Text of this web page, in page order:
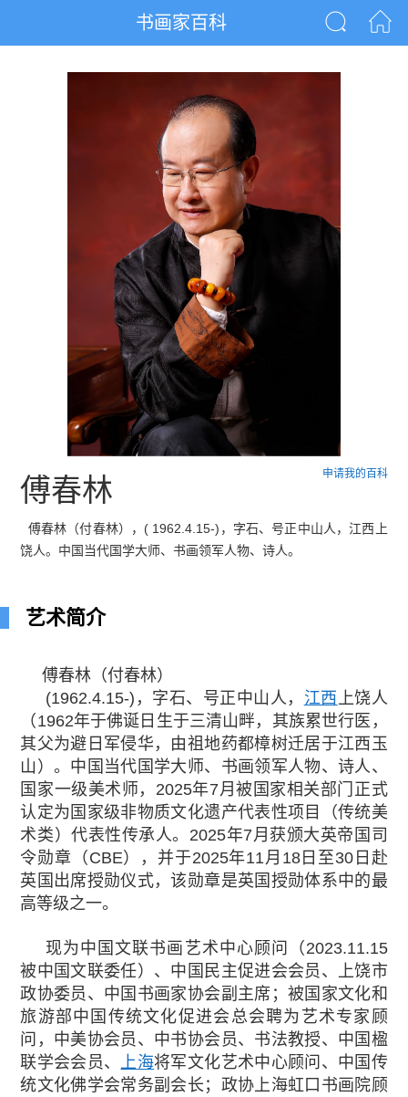
书画家百科
申请我的百科
傅春林
傅春林（付春林），( 1962.4.15-)，字石、号正中山人，江西上
饶人。中国当代国学大师、书画领军人物、诗人。
艺术简介
傅春林（付春林）
(1962.4.15-)，字石、号正中山人， 江西 上饶人
（1962年于佛诞日生于三清山畔，其族累世行医，
其父为避日军侵华，由祖地药都樟树迁居于江西玉
山）。中国当代国学大师、书画领军人物、诗人、
国家一级美术师，2025年7月被国家相关部门正式
认定为国家级非物质文化遗产代表性项目（传统美
术类）代表性传承人。2025年7月获颁大英帝国司
令勋章（CBE），并于2025年11月18日至30日赴
英国出席授勋仪式，该勋章是英国授勋体系中的最
高等级之一。
现为中国文联书画艺术中心顾问（2023.11.15
被中国文联委任）、中国民主促进会会员、上饶市
政协委员、中国书画家协会副主席；被国家文化和
旅游部中国传统文化促进会总会聘为艺术专家顾
问，中美协会员、中书协会员、书法教授、中国楹
联学会会员、
上海将军文化艺术中心顾问、中国传
统文化佛学会常务副会长；政协上海虹口书画院顾